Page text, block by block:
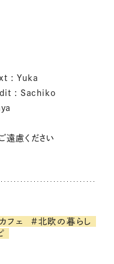
: Yuka
: Sachiko
遠慮ください
フェ
#北欧の暮らし